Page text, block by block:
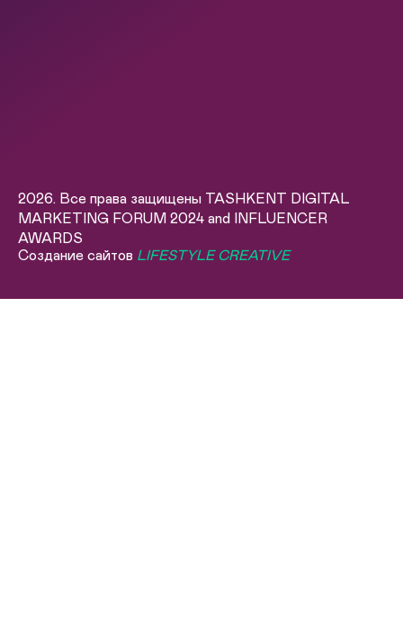
2026. Все права защищены TASHKENT DIGITAL
MARKETING FORUM 2024 and INFLUENCER
AWARDS
Создание сайтов LIFESTYLE CREATIVE